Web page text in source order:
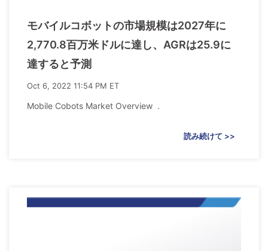
モバイルコボットの市場規模は2027年に
2,770.8百万米ドルに達し、AGRは25.9に
達すると予測
Oct 6, 2022 11:54 PM ET
Mobile Cobots Market Overview .
読み続けて >>